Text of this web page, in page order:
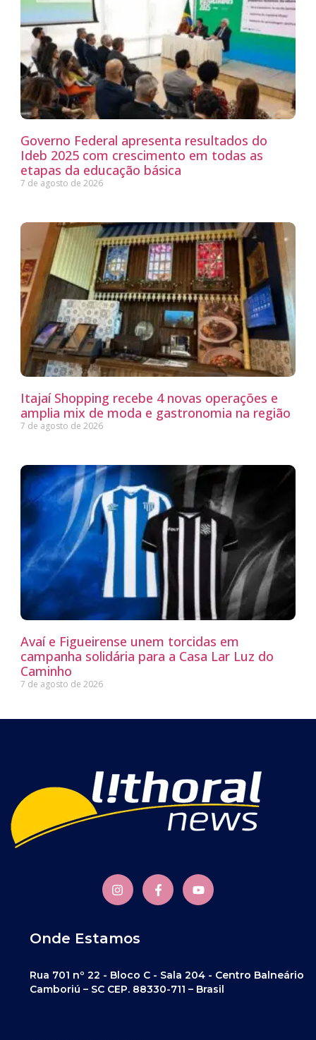
Governo Federal apresenta resultados do
Ideb 2025 com crescimento em todas as
etapas da educação básica
7 de agosto de 2026
Itajaí Shopping recebe 4 novas operações e
amplia mix de moda e gastronomia na região
7 de agosto de 2026
Avaí e Figueirense unem torcidas em
campanha solidária para a Casa Lar Luz do
Caminho
7 de agosto de 2026
Onde Estamos
Rua 701 nº 22 - Bloco C - Sala 204 - Centro Balneário
Camboriú – SC CEP. 88330-711 – Brasil